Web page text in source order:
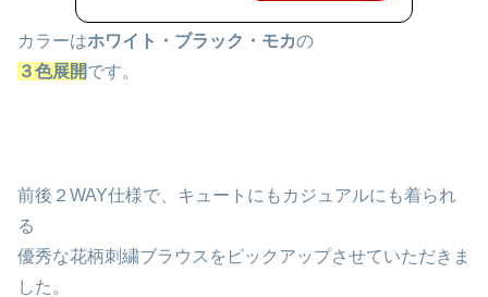
カラーはホワイト・ブラック・モカの
３色展開です。
前後２WAY仕様で、キュートにもカジュアルにも着られ
る
優秀な花柄刺繍ブラウスをピックアップさせていただきま
した。